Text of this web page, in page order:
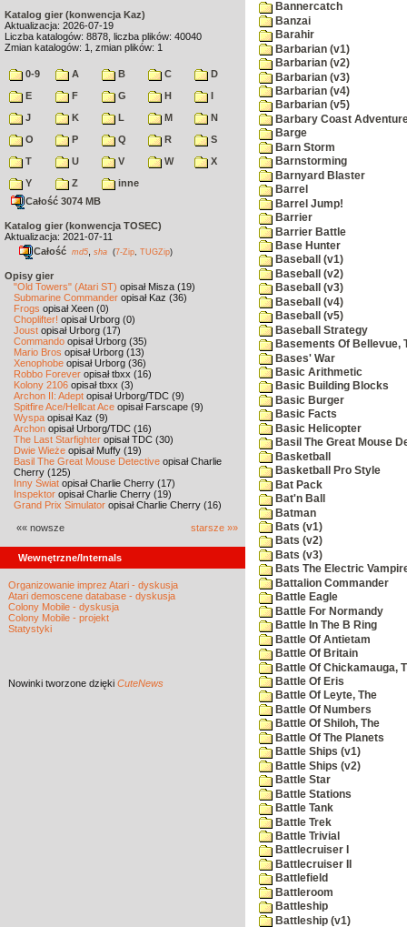
Katalog gier (konwencja Kaz)
Aktualizacja: 2026-07-19
Liczba katalogów: 8878, liczba plików: 40040
Zmian katalogów: 1, zmian plików: 1
0-9 A B C
D
E
F G H
I
J
K L M
N
O
P Q R
S
T
U V W
X
Y
Z
inne
Całość 3074 MB
Katalog gier (konwencja TOSEC)
Aktualizacja: 2021-07-11
Całość md5 sha (7-Zip TUGZip)
Opisy gier
"Old Towers" (Atari ST) opisał Misza (19)
Submarine Commander opisał Kaz (36)
Frogs opisał Xeen (0)
Choplifter! opisał Urborg (0)
Joust opisał Urborg (17)
Commando opisał Urborg (35)
Mario Bros opisał Urborg (13)
Xenophobe opisał Urborg (36)
Robbo Forever opisał tbxx (16)
Kolony 2106 opisał tbxx (3)
Archon II: Adept opisał Urborg/TDC (9)
Spitfire Ace/Hellcat Ace opisał Farscape (9)
Wyspa opisał Kaz (9)
Archon opisał Urborg/TDC (16)
The Last Starfighter opisał TDC (30)
Dwie Wieże opisał Muffy (19)
Basil The Great Mouse Detective opisał Charlie
Cherry (125)
Inny Świat opisał Charlie Cherry (17)
Inspektor opisał Charlie Cherry (19)
Grand Prix Simulator opisał Charlie Cherry (16)
«« nowsze starsze »»
Wewnętrzne/Internals
Organizowanie imprez Atari - dyskusja
Atari demoscene database - dyskusja
Colony Mobile - dyskusja
Colony Mobile - projekt
Statystyki
Nowinki tworzone dzięki CuteNews
Bannercatch
Banzai
Barahir
Barbarian (v1)
Barbarian (v2)
Barbarian (v3)
Barbarian (v4)
Barbarian (v5)
Barbary Coast
Barge
Barn Storm
Barnstorming
Barnyard Blaster
Barrel
Barrel Jump!
Barrier
Barrier Battle
Base Hunter
Baseball (v1)
Baseball (v2)
Baseball (v3)
Baseball (v4)
Baseball (v5)
Baseball Strategy
Basements Of Bellevue,
Bases' War
Basic Arithmetic
Basic Building Blocks
Basic Burger
Basic Facts
Basic Helicopter
Basil The Great Mouse
Basketball
Basketball Pro Style
Bat Pack
Bat'n Ball
Batman
Bats (v1)
Bats (v2)
Bats (v3)
Bats The Electric
Battalion Commander
Battle Eagle
Battle For Normandy
Battle In The B Ring
Battle Of Antietam
Battle Of Britain
Battle Of Chickamauga,
Battle Of Eris
Battle Of Leyte, The
Battle Of Numbers
Battle Of Shiloh, The
Battle Of The Planets
Battle Ships (v1)
Battle Ships (v2)
Battle Star
Battle Stations
Battle Tank
Battle Trek
Battle Trivial
Battlecruiser I
Battlecruiser II
Battlefield
Battleroom
Battleship
Battleship (v1)